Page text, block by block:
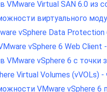
VMware Virtual SAN 6.0 из
виртуального
vSphere Data Protection
vSphere 6 Web Client
VMware vSphere 6 с
Virtual Volumes (vVOLs)
VMware vSphere 6